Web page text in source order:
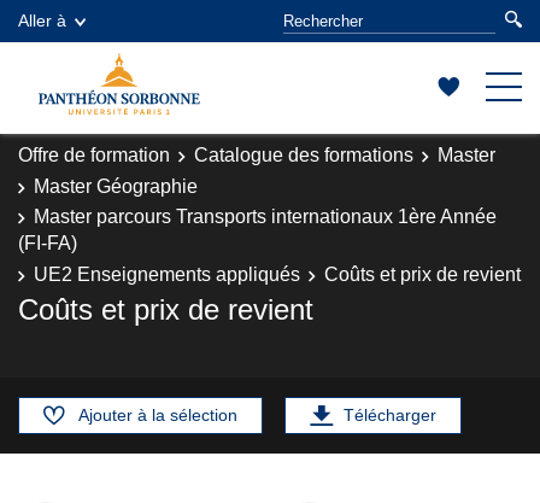
Aller à
Offre de formation Catalogue des formations
Master
Master Géographie
Master parcours Transports internationaux 1ère Année
(FI-FA)
UE2 Enseignements appliqués
Coûts et prix de revient
Coûts et prix de revient
Ajouter à la sélection Télécharger